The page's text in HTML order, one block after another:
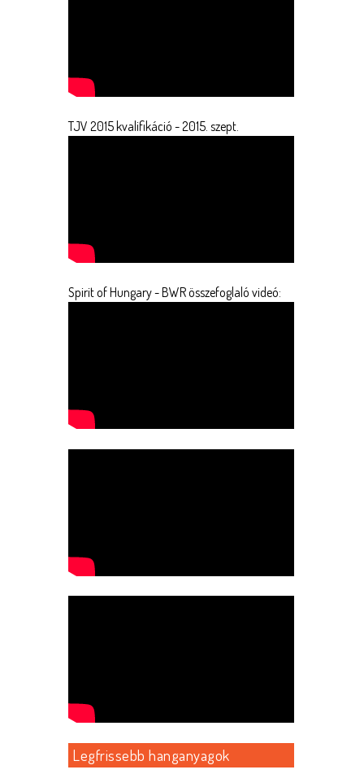
TJV 2015 kvalifikáció - 2015. szept.
Spirit of Hungary - BWR összefoglaló videó:
Legfrissebb hanganyagok